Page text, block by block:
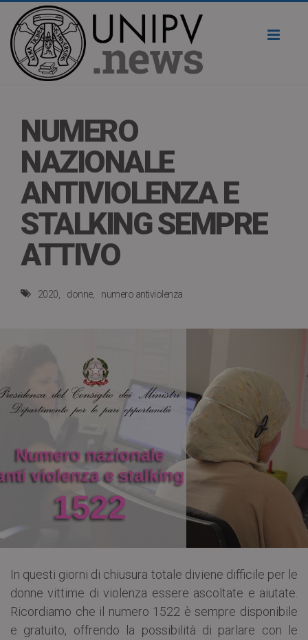
NUMERO
NAZIONALE
ANTIVIOLENZA E
STALKING SEMPRE
ATTIVO
2020 donne numero antiviolenza
In questi giorni di chiusura totale diviene difficile per le
donne vittime di violenza essere ascoltate e aiutate.
Ricordiamo che il numero 1522 è sempre disponibile
e gratuito, offrendo la possibilità di parlare con le